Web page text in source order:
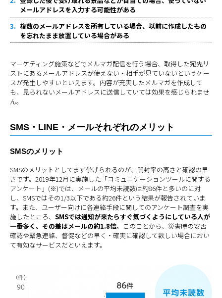
メールアドレスを入力する可能性がある
複数のメールアドレスを所有している場合、以前に作成したもの
を忘れたまま放置している場合がある
マーケティング施策などでメルマガ配信を行う場合、取得した宛先リ
ストにあるメールアドレスが使えない・相手が見ていないというケー
スが発生しやすいといえます。内容が充実したメルマガを作成して
も、見られないメールアドレスに送信していては効果を感じられませ
ん。
SMS・LINE・メールそれぞれのメリット
SMSのメリット
SMSのメリットとしてまず挙げられるのが、開封率の高さと確認の早
さです。2019年12月に実施した「コミュニケーションツールに関する
アンケート」(※)では、メールの平均未読数は約86件と多いのに対
し、SMSではその1/3以下である約26件という結果が報告されていま
す。また、ユーザー向けに各連絡手段に関してのアンケート調査を実
施したところ、 SMSでは通知が来たらすぐ気づくようにしている人が
一番多く、その差はメールの約1.8倍。このことから、災害時の安否
確認や緊急連絡、督促などの早く・確実に確認して欲しい場合におい
て有効なサービスだといえます。